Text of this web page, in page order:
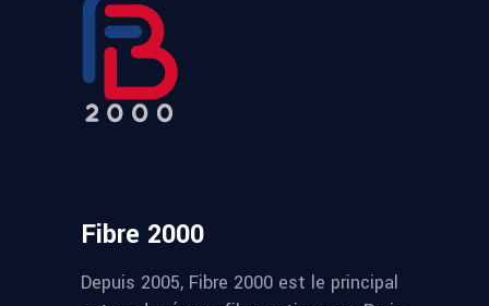
Fibre 2000
Depuis 2005, Fibre 2000 est le principal